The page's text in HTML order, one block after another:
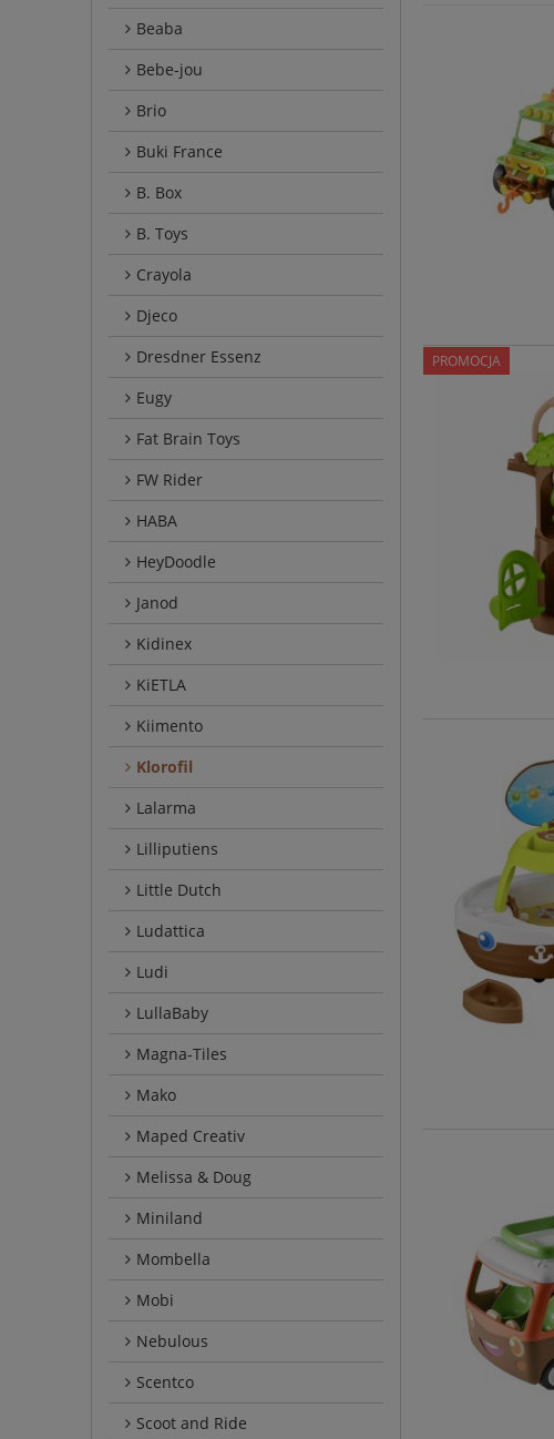
Beaba
Bebe-jou
Brio
Buki France
B. Box
B. Toys
Crayola
Djeco
Dresdner Essenz
Eugy
Fat Brain Toys
FW Rider
HABA
HeyDoodle
Janod
Kidinex
KiETLA
Kiimento
Klorofil
Lalarma
Lilliputiens
Little Dutch
Ludattica
Ludi
LullaBaby
Magna-Tiles
Mako
Maped Creativ
Melissa & Doug
Miniland
Mombella
Mobi
Nebulous
Scentco
Scoot and Ride
PROMOCJA